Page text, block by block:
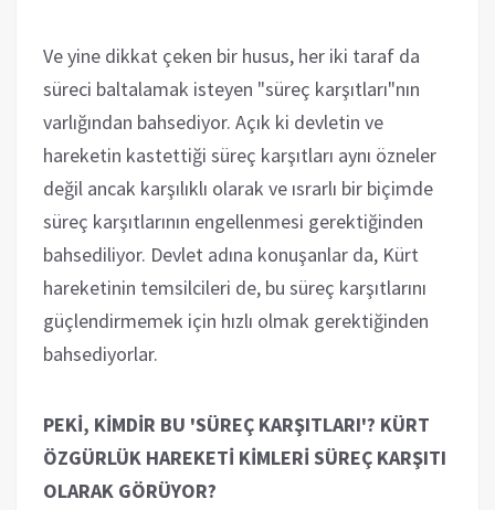
Ve yine dikkat çeken bir husus, her iki taraf da
süreci baltalamak isteyen "süreç karşıtları"nın
varlığından bahsediyor. Açık ki devletin ve
hareketin kastettiği süreç karşıtları aynı özneler
değil ancak karşılıklı olarak ve ısrarlı bir biçimde
süreç karşıtlarının engellenmesi gerektiğinden
bahsediliyor. Devlet adına konuşanlar da, Kürt
hareketinin temsilcileri de, bu süreç karşıtlarını
güçlendirmemek için hızlı olmak gerektiğinden
bahsediyorlar.
PEKİ, KİMDİR BU 'SÜREÇ KARŞITLARI'? KÜRT
ÖZGÜRLÜK HAREKETİ KİMLERİ SÜREÇ KARŞITI
OLARAK GÖRÜYOR?